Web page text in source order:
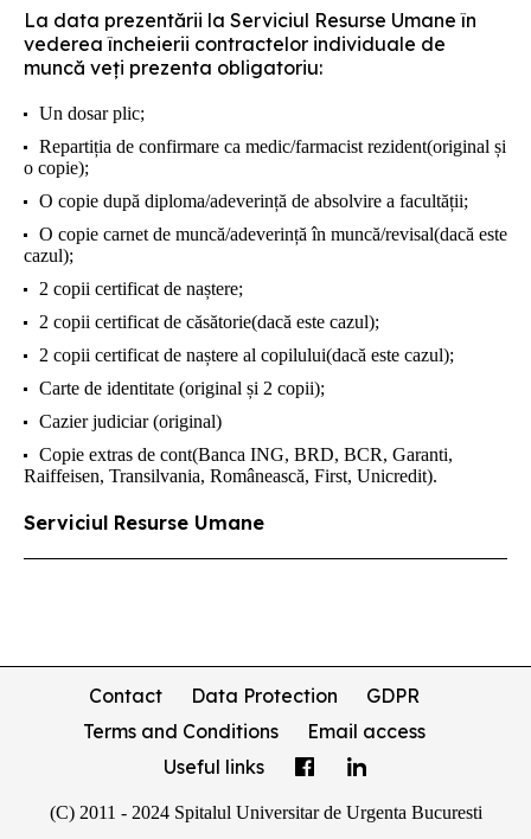
La data prezentării la Serviciul Resurse Umane în
vederea încheierii contractelor individuale de
muncă veți prezenta obligatoriu:
Un dosar plic;
Repartiția de confirmare ca medic/farmacist rezident(original și
o copie);
O copie după diploma/adeverință de absolvire a facultății;
O copie carnet de muncă/adeverință în muncă/revisal(dacă este
cazul);
2 copii certificat de naștere;
2 copii certificat de căsătorie(dacă este cazul);
2 copii certificat de naștere al copilului(dacă este cazul);
Carte de identitate (original și 2 copii);
Cazier judiciar (original)
Copie extras de cont(Banca ING, BRD, BCR, Garanti,
Raiffeisen, Transilvania, Românească, First, Unicredit).
Serviciul Resurse Umane
Contact Data Protection
GDPR
Terms and Conditions
Email access
Useful links
(C) 2011 - 2024 Spitalul Universitar de Urgenta Bucuresti